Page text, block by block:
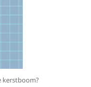
kerstboom?